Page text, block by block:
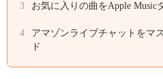
3 お気に入りの曲をApple Music
4
アマゾンライブチャットをマ
ド